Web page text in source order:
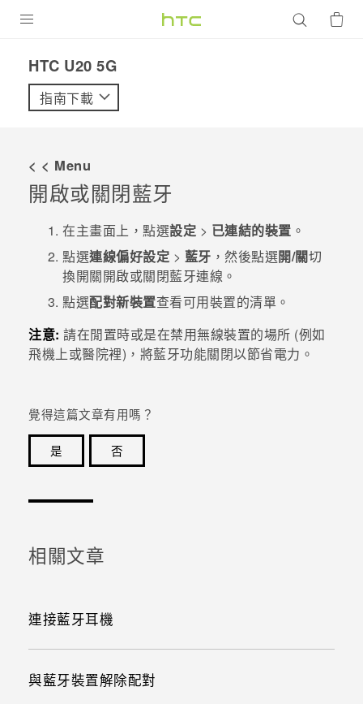
VIVE
優惠專區
企業採購
銷售通路
支援服務
VIVELAND
‎HTC U20 5G‎
指南下載
< < Menu
開啟或關閉藍牙
在主畫面上，點選設定 > 已連結的裝置 。
點選連線偏好設定 > 藍牙 ，然後點選開/關切
換開關開啟或關閉藍牙連線。
點選配對新裝置查看可用裝置的清單。
注意: 請在閒置時或是在禁用無線裝置的場所 (例如
飛機上或醫院裡)，將藍牙功能關閉以節省電力。
覺得這篇文章有用嗎？
是
否
相關文章
連接藍牙耳機
與藍牙裝置解除配對